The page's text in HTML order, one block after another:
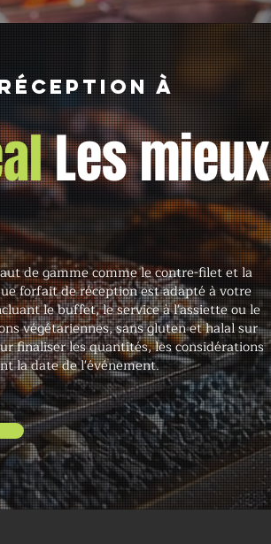
à
Les mieux
de gamme comme le contre-filet et la
forfait de réception est adapté à votre
le buffet, le service à l'assiette ou le
végétariennes, sans gluten et halal sur
finaliser les quantités, les considérations
la date de l'événement.